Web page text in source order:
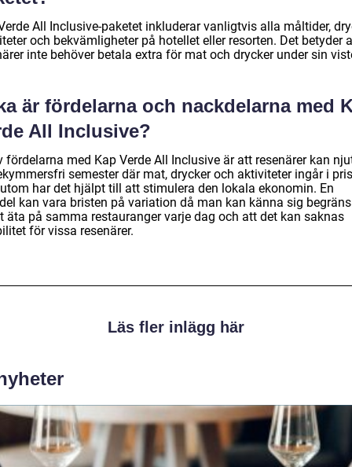
All Inclusive-paketet inkluderar vanligtvis alla måltider,
och bekvämligheter på hotellet eller resorten. Det betyder
inte behöver betala extra för mat och drycker under sin
är fördelarna och nackdelarna med
All Inclusive?
fördelarna med Kap Verde All Inclusive är att resenärer kan
semester där mat, drycker och aktiviteter ingår i
har det hjälpt till att stimulera den lokala ekonomin. En
kan vara bristen på variation då man kan känna sig
äta på samma restauranger varje dag och att det kan saknas
för vissa resenärer.
Läs fler inlägg här